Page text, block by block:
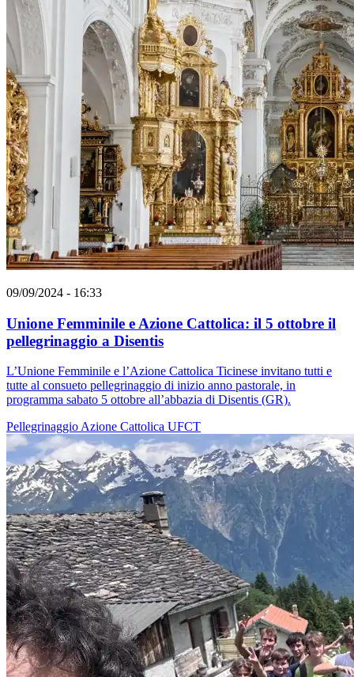
09/09/2024 - 16:33
Unione Femminile e Azione Cattolica: il 5 ottobre il
pellegrinaggio a Disentis
L’Unione Femminile e l’Azione Cattolica Ticinese invitano tutti e
tutte al consueto pellegrinaggio di inizio anno pastorale, in
programma sabato 5 ottobre all’abbazia di Disentis (GR).
PellegrinaggioAzione Cattolica UFCT